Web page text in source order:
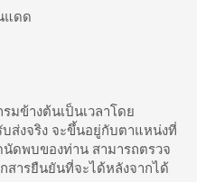
แดด
มข้างต้นเป็นเวลาโดย
ส่งจริง จะขึ้นอยู่กับตาแหน่งที่
นัดพบของท่าน สามารถตรวจ
กสารยืนยันที่จะได้หลังจากได้